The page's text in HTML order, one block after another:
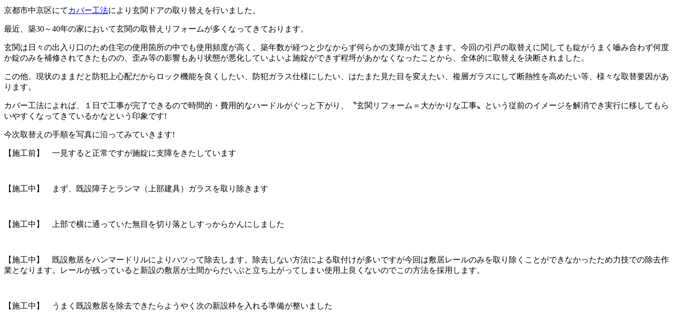
京都市中京区にて カバー工法により玄関ドアの取り替えを行いました。
最近、築30～40年の家において玄関の取替えリフォームが多くなってきております。
玄関は日々の出入り口のため住宅の使用箇所の中でも使用頻度が高く、築年数が経つと少なからず何らかの支障が出てきます。今回の引戸の取替えに関しても錠がうまく嚙み合わず何度
か錠のみを補修されてきたものの、歪み等の影響もあり状態が悪化していよいよ施錠ができず程埒があかなくなったことから、全体的に取替えを決断されました。
この他、現状のままだと防犯上心配だからロック機能を良くしたい、防犯ガラス仕様にしたい、はたまた見た目を変えたい、複層ガラスにして断熱性を高めたい等、様々な取替要因があ
ります。
カバー工法によれば、１日で工事が完了できるので時間的・費用的なハードルがぐっと下がり、〝玄関リフォーム＝大がかりな工事〟という従前のイメージを解消でき実行に移してもら
いやすくなってきているかなという印象です!
今次取替えの手順を写真に沿ってみていきます!
【施工前】 一見すると正常ですが施錠に支障をきたしています
【施工中】 まず、既設障子とランマ（上部建具）ガラスを取り除きます
【施工中】 上部で横に通っていた無目を切り落としすっからかんにしました
【施工中】 既設敷居をハンマードリルによりハツって除去します。除去しない方法による取付けが多いですが今回は敷居レールのみを取り除くことができなかったため力技での除去作
業となります。レールが残っていると新設の敷居が土間からだいぶと立ち上がってしまい使用上良くないのでこの方法を採用します。
【施工中】 うまく既設敷居を除去できたらようやく次の新設枠を入れる準備が整いました